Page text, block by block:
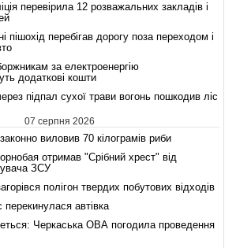
перевірила 12 розважальних закладів і
пішохід перебігав дорогу поза переходом і
за електроенергію
додаткові кошти
підпал сухої трави вогонь пошкодив ліс
07 серпня 2026
виловив 70 кілограмів риби
отримав "Срібний хрест" від
ЗСУ
полігон твердих побутових відходів
перекинулася автівка
Черкаська ОВА погодила проведення